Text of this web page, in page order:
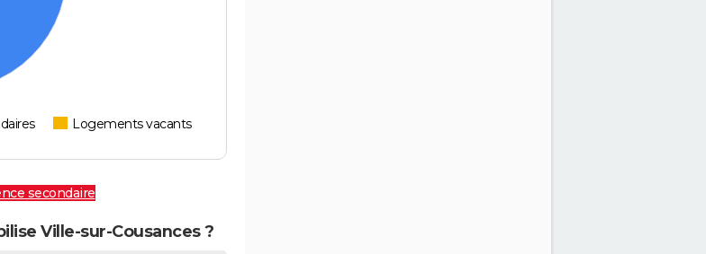
Logements vacants
secondaire
Ville-sur-Cousances ?